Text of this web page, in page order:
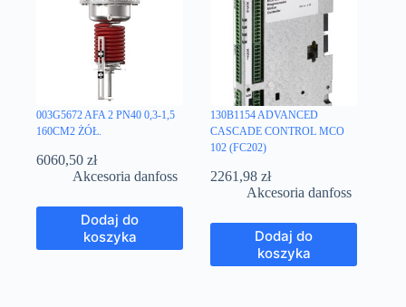
003G5672 AFA 2 PN40 0,3-1,5
160CM2 ŻÓŁ.
6060,50 zł
Akcesoria danfoss
Dodaj do
koszyka
130B1154 ADVANCED
CASCADE CONTROL MCO
102 (FC202)
2261,98zł
Akcesoria danfoss
Dodaj do
koszyka